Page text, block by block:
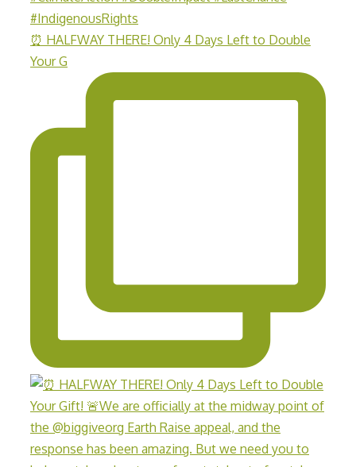
⏰ HALFWAY THERE! Only 4 Days Left to Double
Your G